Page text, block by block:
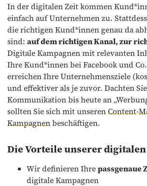
In der digitalen Zeit kommen
einfach auf Unternehmen zu.
die richtigen Kund*innen genau da
sind: auf dem richtigen Kanal, zur
Digitale Kampagnen mit relevanten
Ihre Kund*innen bei Facebook und
erreichen Ihre Unternehmensziele
und effektiver als je zuvor. Dachten
Kommunikation bis heute an
sollten Sie sich mit unserenContent-
Kampagnenbeschäftigen.
Die Vorteile unserer
Wir definieren Ihrepassgenaue
digitale Kampagnen